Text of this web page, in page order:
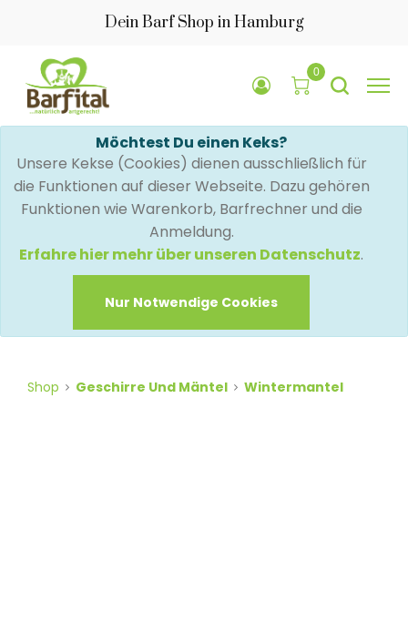
Dein Barf Shop in Hamburg
0
Möchtest Du einen Keks?
Unsere Kekse (Cookies) dienen ausschließlich für
die Funktionen auf dieser Webseite. Dazu gehören
Funktionen wie Warenkorb, Barfrechner und die
Anmeldung.
Erfahre hier mehr über unseren Datenschutz.
Nur Notwendige Cookies
Shop Geschirre Und Mäntel Wintermantel